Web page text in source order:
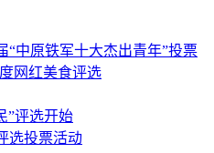
“中原铁军十大杰出青年”投票
网红美食评选
”评选开始
选投票活动